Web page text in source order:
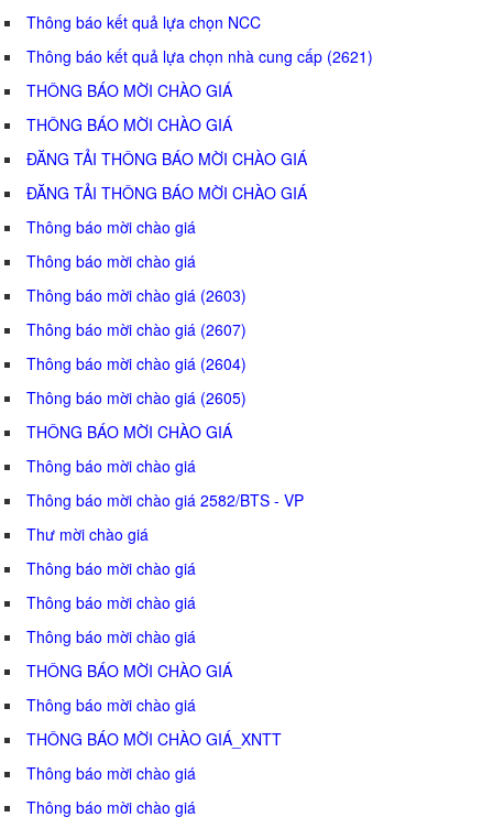
Thông báo kết quả lựa chọn NCC
Thông báo kết quả lựa chọn nhà cung cấp (2621)
THÔNG BÁO MỜI CHÀO GIÁ
THÔNG BÁO MỜI CHÀO GIÁ
ĐĂNG TẢI THÔNG BÁO MỜI CHÀO GIÁ
ĐĂNG TẢI THÔNG BÁO MỜI CHÀO GIÁ
Thông báo mời chào giá
Thông báo mời chào giá
Thông báo mời chào giá (2603)
Thông báo mời chào giá (2607)
Thông báo mời chào giá (2604)
Thông báo mời chào giá (2605)
THÔNG BÁO MỜI CHÀO GIÁ
Thông báo mời chào giá
Thông báo mời chào giá 2582/BTS - VP
Thư mời chào giá
Thông báo mời chào giá
Thông báo mời chào giá
Thông báo mời chào giá
THÔNG BÁO MỜI CHÀO GIÁ
Thông báo mời chào giá
THÔNG BÁO MỜI CHÀO GIÁ_XNTT
Thông báo mời chào giá
Thông báo mời chào giá